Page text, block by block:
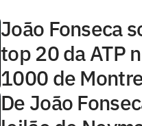
João Fonseca
top 20 da ATP
1000 de
De João